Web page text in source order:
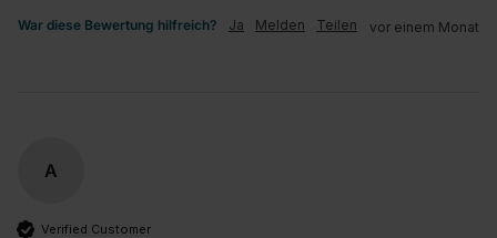
War diese Bewertung hilfreich? Ja Melden Teilen vor einem Monat
A
Verified Customer